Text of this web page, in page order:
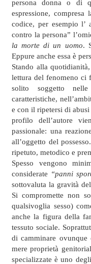
persona donna o di
espressione,
codice, per esempio
contro la persona”
la morte di un uomo.
Eppure anche essa è
Stando alla
lettura del fenomeno ci
solito soggetto
caratteristiche,
e con il ripetersi di
profilo dell’autore
passionale: una
all’oggetto del
ripetuto, metodico e
Spesso vengono
considerate “panni
sottovaluta la gravità
Si compromette non
qualsivoglia sesso)
anche la figura della
tessuto sociale.
di camminare
mere proprietà
specializzate è uno